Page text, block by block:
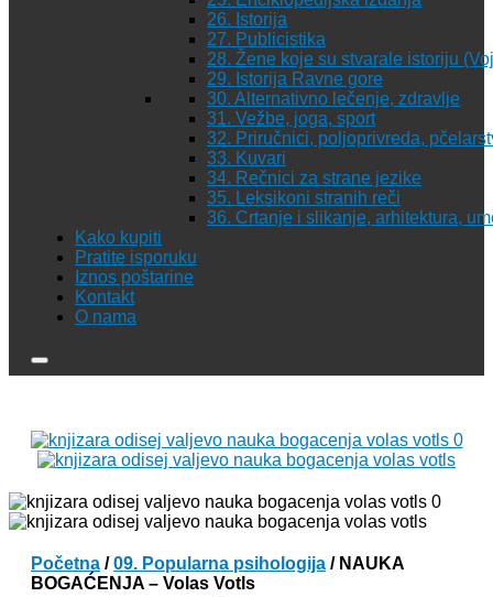
26. Istorija
27. Publicistika
28. Žene koje su stvarale istoriju
29. Istorija Ravne gore
30. Alternativno lečenje, zdravlje
31. Vežbe, joga, sport
32. Priručnici, poljoprivreda,
33. Kuvari
34. Rečnici za strane jezike
35. Leksikoni stranih reči
36. Crtanje i slikanje, arhitektura,
Kako kupiti
Pratite isporuku
Iznos poštarine
Kontakt
O nama
Početna /09. Popularna psihologija / NAUKA
BOGAĆENJA – Volas Votls